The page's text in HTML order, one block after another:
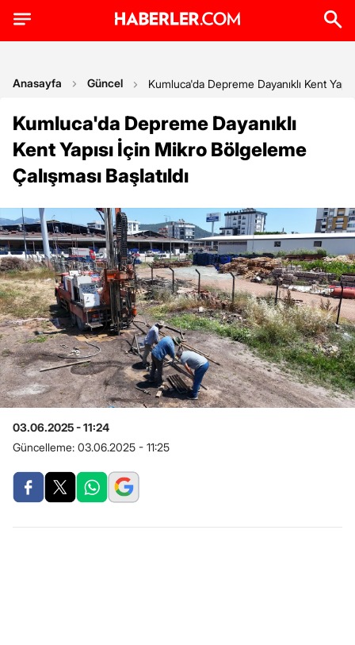
Anasayfa Güncel Kumluca'da Depreme Dayanıklı Kent
Kumluca'da Depreme Dayanıklı
Kent Yapısı İçin Mikro Bölgeleme
Çalışması Başlatıldı
03.06.2025 - 11:24
Güncelleme: 03.06.2025 - 11:25